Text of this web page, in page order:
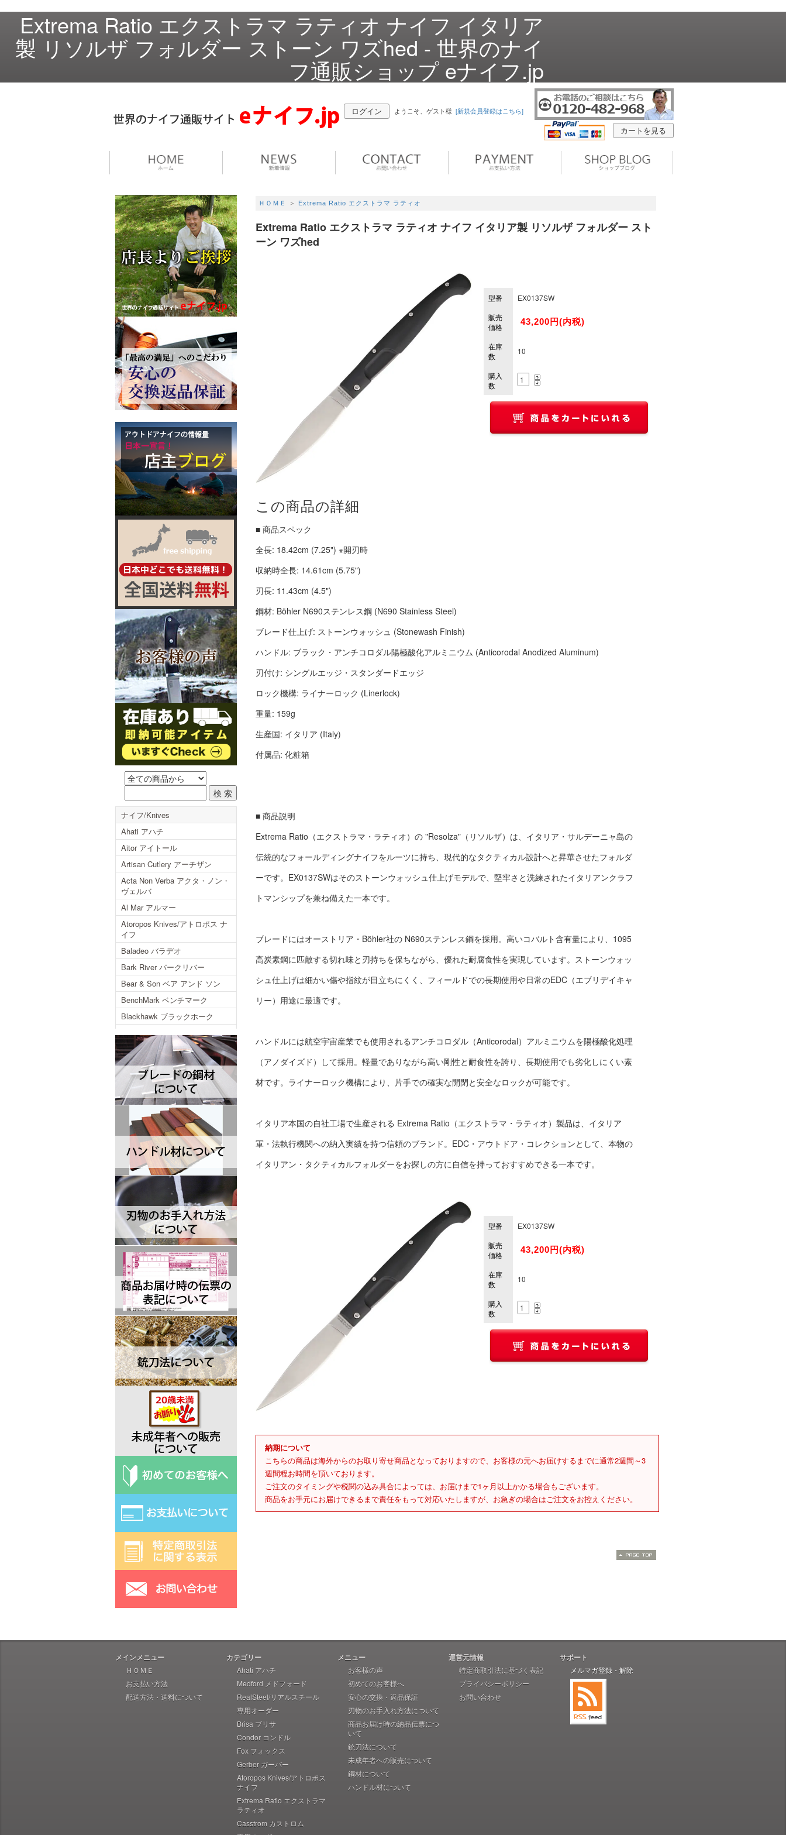
Extrema Ratio エクストラマ ラティオ ナイフ イタリア
製 リソルザ フォルダー ストーン ワズhed - 世界のナイ
フ通販ショップ eナイフ.jp
カートを見る
ログイン ようこそ、ゲスト様 [新規会員登録はこちら]
ＨＯＭＥ ＞ Extrema Ratio エクストラマ ラティオ
Extrema Ratio エクストラマ ラティオ ナイフ イタリア製 リソルザ フォルダー スト
ーン ワズhed
型番
EX0137SW
販売
価格
43,200円(内税)
在庫
数
10
購入
数
この商品の詳細
■ 商品スペック
全長: 18.42cm (7.25") ※開刃時
収納時全長: 14.61cm (5.75")
刃長: 11.43cm (4.5")
鋼材: Böhler N690ステンレス鋼 (N690 Stainless Steel)
ブレード仕上げ: ストーンウォッシュ (Stonewash Finish)
ハンドル: ブラック・アンチコロダル陽極酸化アルミニウム (Anticorodal Anodized Aluminum)
刃付け: シングルエッジ・スタンダードエッジ
ロック機構: ライナーロック (Linerlock)
重量: 159g
生産国: イタリア (Italy)
付属品: 化粧箱
■ 商品説明
Extrema Ratio（エクストラマ・ラティオ）の "Resolza"（リソルザ）は、イタリア・サルデーニャ島の
伝統的なフォールディングナイフをルーツに持ち、現代的なタクティカル設計へと昇華させたフォルダ
ーです。EX0137SWはそのストーンウォッシュ仕上げモデルで、堅牢さと洗練されたイタリアンクラフ
トマンシップを兼ね備えた一本です。
ブレードにはオーストリア・Böhler社の N690ステンレス鋼を採用。高いコバルト含有量により、1095
高炭素鋼に匹敵する切れ味と刃持ちを保ちながら、優れた耐腐食性を実現しています。ストーンウォッ
シュ仕上げは細かい傷や指紋が目立ちにくく、フィールドでの長期使用や日常のEDC（エブリデイキャ
リー）用途に最適です。
ハンドルには航空宇宙産業でも使用されるアンチコロダル（Anticorodal）アルミニウムを陽極酸化処理
（アノダイズド）して採用。軽量でありながら高い剛性と耐食性を誇り、長期使用でも劣化しにくい素
材です。ライナーロック機構により、片手での確実な開閉と安全なロックが可能です。
イタリア本国の自社工場で生産される Extrema Ratio（エクストラマ・ラティオ）製品は、イタリア
軍・法執行機関への納入実績を持つ信頼のブランド。EDC・アウトドア・コレクションとして、本物の
イタリアン・タクティカルフォルダーをお探しの方に自信を持っておすすめできる一本です。
型番
EX0137SW
販売
価格
43,200円(内税)
在庫
数
10
購入
数
納期について
こちらの商品は海外からのお取り寄せ商品となっておりますので、お客様の元へお届けするまでに通常2週間～3
週間程お時間を頂いております。
ご注文のタイミングや税関の込み具合によっては、お届けまで1ヶ月以上かかる場合もございます。
商品をお手元にお届けできるまで責任をもって対応いたしますが、お急ぎの場合はご注文をお控えください。
ナイフ/Knives
Ahati アハチ
Aitor アイトール
Artisan Cutlery アーチザン
Acta Non Verba アクタ・ノン・
ヴェルバ
Al Mar アルマー
Atoropos Knives/アトロポス ナ
イフ
Baladeo バラデオ
Bark River バークリバー
Bear & Son ベア アンド ソン
BenchMark ベンチマーク
Blackhawk ブラックホーク
Blackjack ブラックジャック
Blackjack International ブラック
ジャックインターナショナル
Brisa ブリサ
BRK Designed by ESEE ブルリ
ッジナイフデザイン エスイー
Browning ブローニング
Buck バック
Camillus カミラス
Casstrom カストロム
CIVIVI シビビ
Bastinelli Creations バスティネ
リ
Cold Steel コールドスチール
Coleman コールマン
Condor コンドル
CRKT シーアールケーティ
CJRB シージェイアールビー
Cudeman ク―ドマン
Dawson ドーソン
Deejo ディージョ
EKA エカ
Elk Ridge エルクリッジ
ESEE エスイー
Exotac エクソタック
Fred Perrin フレッド・ペラン
Fobos Knives フォボス
Extrema Ratio エクストラマ ラ
ティオ
Fallkniven ファルクニーベン
Gerber ガーバー
Halfbreed Blades ハーフブリー
ドブレード
Hibben ヒビン
Hogue ホーグ
Heretic Knives ヘレティック
Imperial Schrade インペリアル
シュレード
Ka-Bar ケーバー
Ka-Bar Becker ケーバー ベッカ
ー
メインメニュー
ＨＯＭＥ
お支払い方法
配送方法・送料について
カテゴリー
Ahati アハチ
Medford メドフォード
RealSteel/リアルスチール
専用オーダー
Brisa ブリサ
Condor コンドル
Fox フォックス
Gerber ガーバー
Atoropos Knives/アトロポス
ナイフ
Extrema Ratio エクストラマ
ラティオ
Casstrom カストロム
メニュー
お客様の声
初めてのお客様へ
安心の交換・返品保証
刃物のお手入れ方法について
商品お届け時の納品伝票につ
いて
銃刀法について
未成年者への販売について
鋼材について
ハンドル材について
運営元情報
特定商取引法に基づく表記
プライバシーポリシー
お問い合わせ
サポート
メルマガ登録・解除